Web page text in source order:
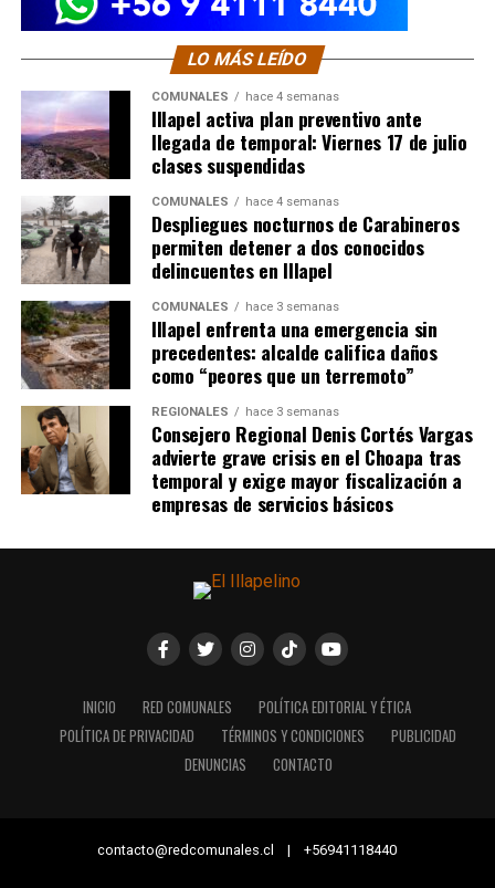
LO MÁS LEÍDO
COMUNALES hace 4 semanas
Illapel activa plan preventivo ante
llegada de temporal: Viernes 17 de julio
clases suspendidas
COMUNALES hace 4 semanas
Despliegues nocturnos de Carabineros
permiten detener a dos conocidos
delincuentes en Illapel
COMUNALES hace 3 semanas
Illapel enfrenta una emergencia sin
precedentes: alcalde califica daños
como “peores que un terremoto”
REGIONALES hace 3 semanas
Consejero Regional Denis Cortés Vargas
advierte grave crisis en el Choapa tras
temporal y exige mayor fiscalización a
empresas de servicios básicos
INICIO RED COMUNALES
POLÍTICA EDITORIAL Y ÉTICA
POLÍTICA DE PRIVACIDAD
TÉRMINOS Y CONDICIONES
PUBLICIDAD
DENUNCIAS
CONTACTO
contacto@redcomunales.cl | +56941118440